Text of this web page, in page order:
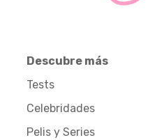
Descubre más
Tests
Celebridades
Pelis y Series